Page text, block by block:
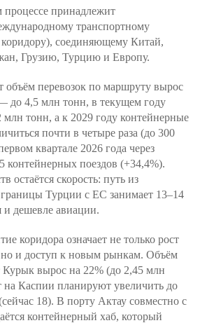
процессе принадлежит
транспортному
соединяющему Китай,
Грузию, Турцию и Европу.
объём перевозок по маршруту вырос
до 4,5 млн тонн, в текущем году
млн тонн, а к 2029 году контейнерные
почти в четыре раза (до 300
квартале 2026 года через
контейнерных поездов (+34,4%).
остаётся скорость: путь из
Турции с ЕС занимает 13–14
дешевле авиации.
коридора означает не только рост
но и доступ к новым рынкам. Объём
Курык вырос на 22% (до 2,45 млн
на Каспии планируют увеличить до
18). В порту Актау совместно с
контейнерный хаб, который